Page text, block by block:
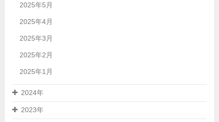
2025年5月
2025年4月
2025年3月
2025年2月
2025年1月
2024年
2023年